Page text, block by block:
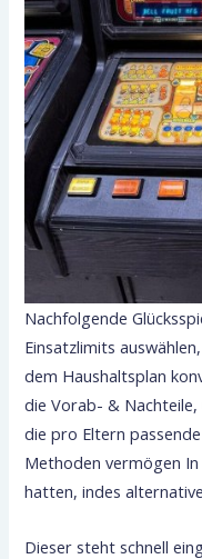
Nachfolgende
Einsatzlimits
dem Haushaltsplan
die Vorab- &
die pro Eltern
Methoden vermögen
hatten, indes
Dieser steht schnell